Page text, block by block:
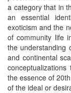
a category that in
an essential
exoticism and the
of community life
the understanding
and continental
the essence of
of the ideal or